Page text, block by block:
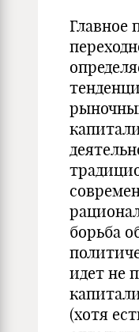
Главное
борьба
идет не
(хотя